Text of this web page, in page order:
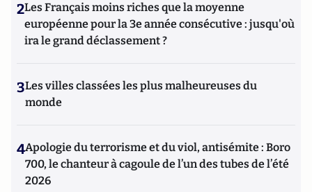
2Les Français moins riches que la moyenne
européenne pour la 3e année consécutive : jusqu'où
ira le grand déclassement ?
3Les villes classées les plus malheureuses du
monde
4Apologie du terrorisme et du viol, antisémite : Boro
700, le chanteur à cagoule de l’un des tubes de l’été
2026